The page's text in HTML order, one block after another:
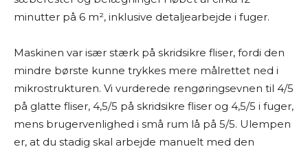
minutter på 6 m², inklusive detaljearbejde i fuger.
Maskinen var især stærk på skridsikre fliser, fordi den
mindre børste kunne trykkes mere målrettet ned i
mikrostrukturen. Vi vurderede rengøringsevnen til 4/5
på glatte fliser, 4,5/5 på skridsikre fliser og 4,5/5 i fuger,
mens brugervenlighed i små rum lå på 5/5. Ulempen
er, at du stadig skal arbejde manuelt med den